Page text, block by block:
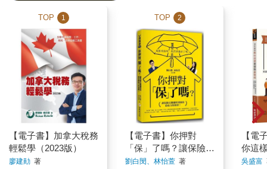
TOP 1
【電子書】加拿大稅務
輕鬆學（2023版）
廖建勛 著
TOP 2
【電子書】你押對
「保」了嗎？讓保險在
關鍵時刻做你最給力的
劉白閔、林怡萱 著
【電
你這
吳盛富